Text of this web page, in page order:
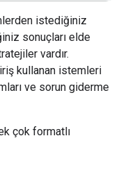
istediğiniz
sonuçları elde
vardır.
kullanan istemleri
ve sorun giderme
çok formatlı